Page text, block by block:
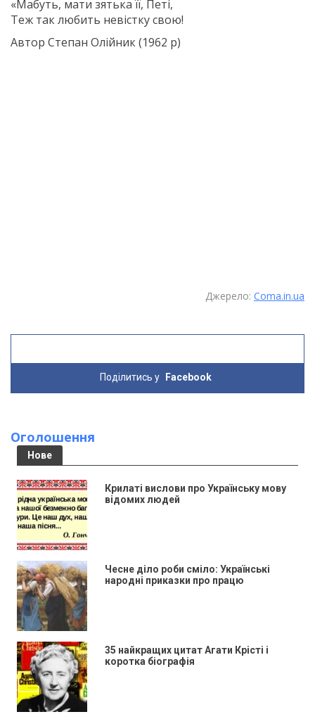
«Мабуть, мати зятька її, Петі,
Теж так любить невістку свою!
Автор Степан Олійник (1962 р)
Джерело: Coma.in.ua
Поділитись у Facebook
Оголошення
Нове
Крилаті вислови про Українську мову
відомих людей
Чесне діло роби сміло: Українські
народні приказки про працю
35 найкращих цитат Агати Крісті і
коротка біографія